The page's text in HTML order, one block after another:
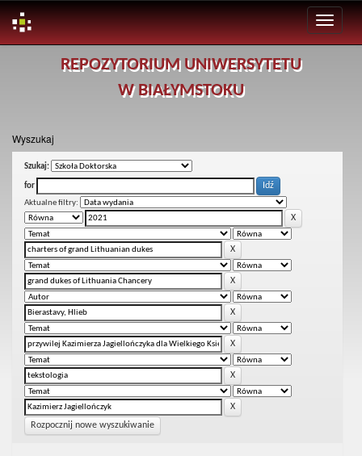
REPOZYTORIUM UNIWERSYTETU
W BIAŁYMSTOKU
Wyszukaj
Szukaj:
for
Aktualne filtry:
Rozpocznij nowe wyszukiwanie